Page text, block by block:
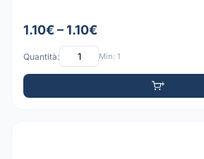
1.10€ – 1.10€
Quantità: Min: 1